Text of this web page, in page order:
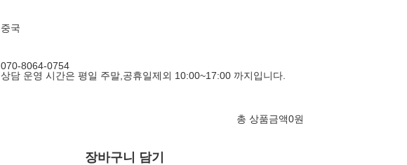
중국
070-8064-0754
상담 운영 시간은 평일 주말,공휴일제외 10:00~17:00 까지입니다.
총 상품금액0원
장바구니 담기